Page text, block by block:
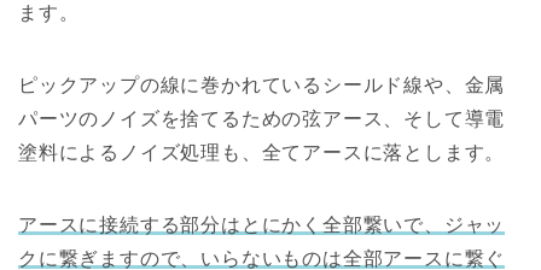
ます。
ピックアップの線に巻かれているシールド線や、金属
パーツのノイズを捨てるための弦アース、そして導電
塗料によるノイズ処理も、全てアースに落とします。
アースに接続する部分はとにかく全部繋いで、ジャッ
クに繋ぎますので、いらないものは全部アースに繋ぐ